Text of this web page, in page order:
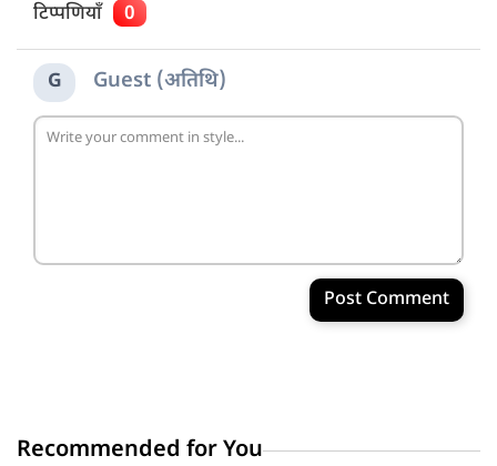
टिप्पणियाँ 0
G Guest (अतिथि)
Post Comment
Recommended for You